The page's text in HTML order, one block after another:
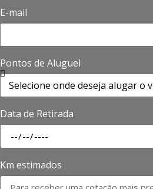
E-mail
Pontos de Aluguel
Data de Retirada
Km estimados